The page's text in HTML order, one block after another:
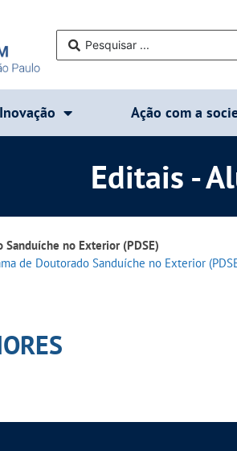
Ação com a
Editais -
Sanduíche no Exterior (PDSE)
de Doutorado Sanduíche no Exterior